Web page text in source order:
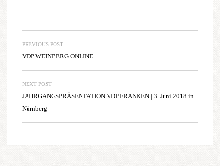
PREVIOUS POST
VDP.WEINBERG.ONLINE
NEXT POST
JAHRGANGSPRÄSENTATION VDP.FRANKEN | 3. Juni 2018 in
Nürnberg